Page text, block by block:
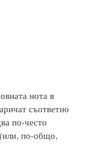
нота в
съответно
по-често
по-общо,